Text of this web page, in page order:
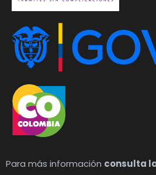
Para más información consulta